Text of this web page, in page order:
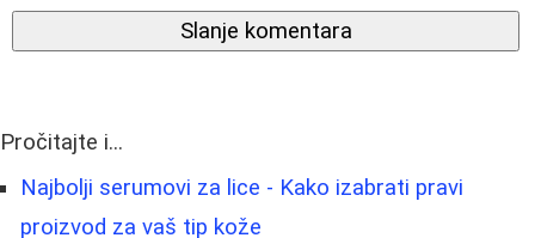
Slanje komentara
Pročitajte i...
Najbolji serumovi za lice - Kako izabrati pravi
proizvod za vaš tip kože